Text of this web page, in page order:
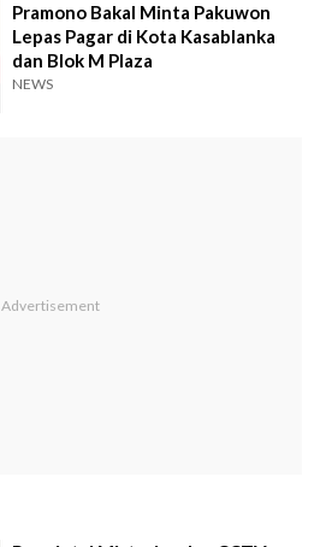
Pramono Bakal Minta Pakuwon
Lepas Pagar di Kota Kasablanka
dan Blok M Plaza
NEWS